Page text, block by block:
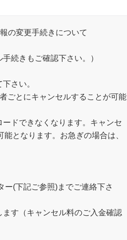
の変更手続きについて
続きもご確認下さい。）
さい。
ごとにキャンセルすることが可能
ドできなくなります。キャンセ
となります。お急ぎの場合は、
(下記ご参照)までご連絡下さ
す（キャンセル料のご入金確認